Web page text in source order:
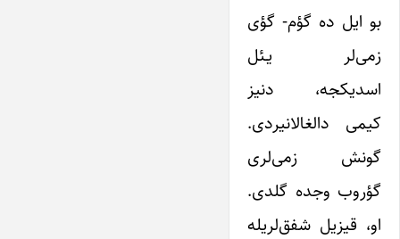
بو ایل ده گؤم‌- گؤی
زمی‌لر یـئل
اسدیکجه، دنیز
کیمی دالغالانیردی.
گونش زمی‌لری
گؤروب وجده گلدی.
او، قیزیل شفق‌لریله